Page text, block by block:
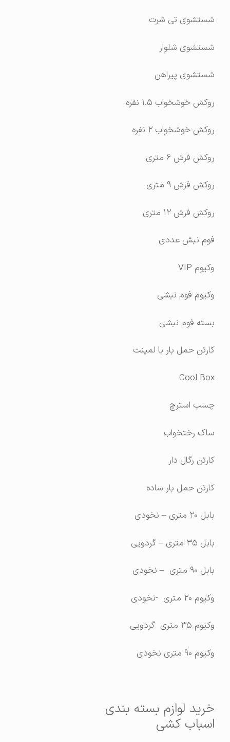
شستشوی تی شرت
شستشوی شلوار
شستشوی پیراهن
روکش خوشخواب ۱.۵ نفره
روکش خوشخواب ۲ نفره
روکش فرش ۶ متری
روکش فرش ۹ متری
روکش فرش ۱۲ متری
فوم نبش عددی
وکیوم VIP
وکیوم فوم نبشی
بسته فوم نبشی
کارتن حمل بار با لمینت
Cool Box
چسب استرچ
ساک رختخواب
کارتن رگال دار
کارتن حمل بار ساده
بابل ۲۰ متری – نخودی
بابل ۳۵ متری – گردویی
بابل ۹۰ متری – نخودی
وکیوم ۲۰ متری -نخودی
وکیوم ۳۵ متری گردویی
وکیوم ۹۰ متری نخودی
خرید لوازم بسته بندی
اسباب کشی